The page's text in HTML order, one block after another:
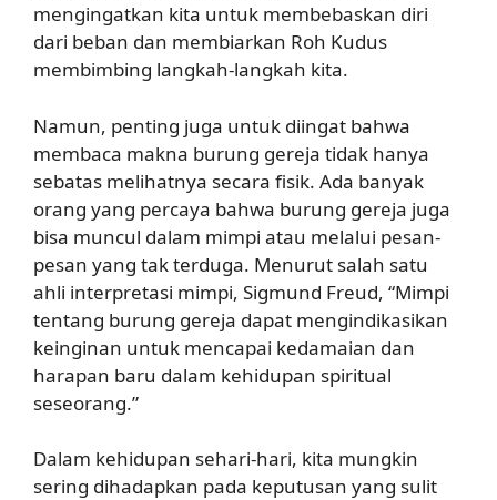
mengingatkan kita untuk membebaskan diri
dari beban dan membiarkan Roh Kudus
membimbing langkah-langkah kita.
Namun, penting juga untuk diingat bahwa
membaca makna burung gereja tidak hanya
sebatas melihatnya secara fisik. Ada banyak
orang yang percaya bahwa burung gereja juga
bisa muncul dalam mimpi atau melalui pesan-
pesan yang tak terduga. Menurut salah satu
ahli interpretasi mimpi, Sigmund Freud, “Mimpi
tentang burung gereja dapat mengindikasikan
keinginan untuk mencapai kedamaian dan
harapan baru dalam kehidupan spiritual
seseorang.”
Dalam kehidupan sehari-hari, kita mungkin
sering dihadapkan pada keputusan yang sulit